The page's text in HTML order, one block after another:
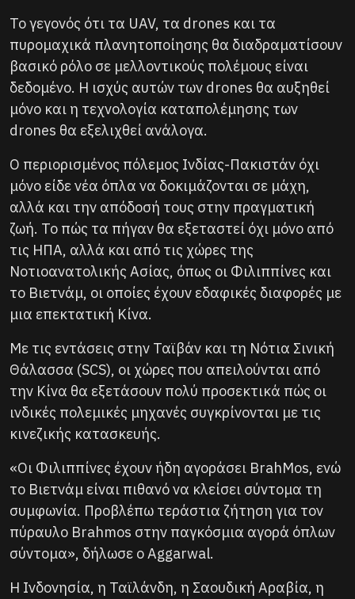
Το γεγονός ότι τα UAV, τα drones και τα
πυρομαχικά πλανητοποίησης θα διαδραματίσουν
βασικό ρόλο σε μελλοντικούς πολέμους είναι
δεδομένο. Η ισχύς αυτών των drones θα αυξηθεί
μόνο και η τεχνολογία καταπολέμησης των
drones θα εξελιχθεί ανάλογα.
Ο περιορισμένος πόλεμος Ινδίας-Πακιστάν όχι
μόνο είδε νέα όπλα να δοκιμάζονται σε μάχη,
αλλά και την απόδοσή τους στην πραγματική
ζωή. Το πώς τα πήγαν θα εξεταστεί όχι μόνο από
τις ΗΠΑ, αλλά και από τις χώρες της
Νοτιοανατολικής Ασίας, όπως οι Φιλιππίνες και
το Βιετνάμ, οι οποίες έχουν εδαφικές διαφορές με
μια επεκτατική Κίνα.
Με τις εντάσεις στην Ταϊβάν και τη Νότια Σινική
Θάλασσα (SCS), οι χώρες που απειλούνται από
την Κίνα θα εξετάσουν πολύ προσεκτικά πώς οι
ινδικές πολεμικές μηχανές συγκρίνονται με τις
κινεζικής κατασκευής.
«Οι Φιλιππίνες έχουν ήδη αγοράσει BrahMos, ενώ
το Βιετνάμ είναι πιθανό να κλείσει σύντομα τη
συμφωνία. Προβλέπω τεράστια ζήτηση για τον
πύραυλο Brahmos στην παγκόσμια αγορά όπλων
σύντομα», δήλωσε ο Aggarwal.
Η Ινδονησία, η Ταϊλάνδη, η Σαουδική Αραβία, η